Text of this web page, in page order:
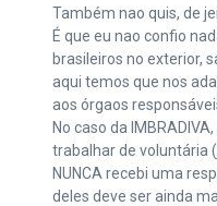
Também nao quis, de
É que eu nao confio
brasileiros no exterior,
aqui temos que nos
aos órgaos
No caso da
trabalhar de voluntária
NUNCA recebi uma
deles deve ser ainda